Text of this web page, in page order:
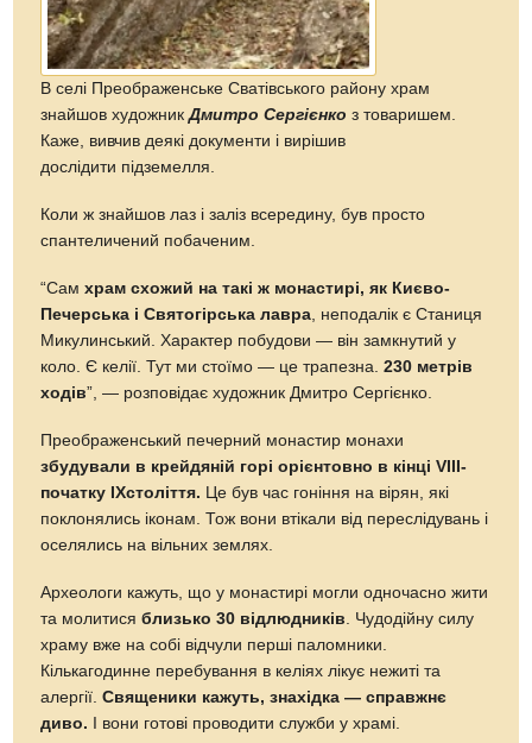
В селі Преображенське Сватівського району храм
знайшов художникДмитро Сергієнко з товаришем.
Каже, вивчив деякі документи і вирішив
дослідити підземелля.
Коли ж знайшов лаз і заліз всередину, був просто
спантеличений побаченим.
“Самхрам схожий на такі ж монастирі, як Києво-
Печерська і Святогірська лавра , неподалік є Станиця
Микулинський. Характер побудови — він замкнутий у
коло. Є келії. Тут ми стоїмо — це трапезна.230 метрів
ходів”, — розповідає художник Дмитро Сергієнко.
Преображенський печерний монастир монахи
збудували в крейдяній горі орієнтовно в кінці VIII-
початку IXстоліття. Це був час гоніння на вірян, які
поклонялись іконам. Тож вони втікали від переслідувань і
оселялись на вільних землях.
Археологи кажуть, що у монастирі могли одночасно жити
та молитисяблизько 30 відлюдників . Чудодійну силу
храму вже на собі відчули перші паломники.
Кількагодинне перебування в келіях лікує нежиті та
алергії.Священики кажуть, знахідка — справжнє
диво. І вони готові проводити служби у храмі.